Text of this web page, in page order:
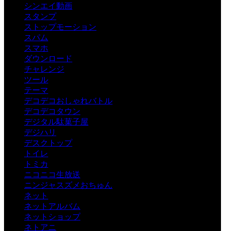
シンエイ動画
スタンプ
ストップモーション
スパム
スマホ
ダウンロード
チャレンジ
ツール
テーマ
デコデコおしゃれバトル
デコデコタウン
デジタル駄菓子屋
デジハリ
デスクトップ
トイレ
トミカ
ニコニコ生放送
ニンジャスズメおちゅん
ネット
ネットアルバム
ネットショップ
ネトアニ